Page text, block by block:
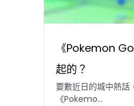
《Pokemon
起的？
要數近日的城中熱話
《Pokemo...